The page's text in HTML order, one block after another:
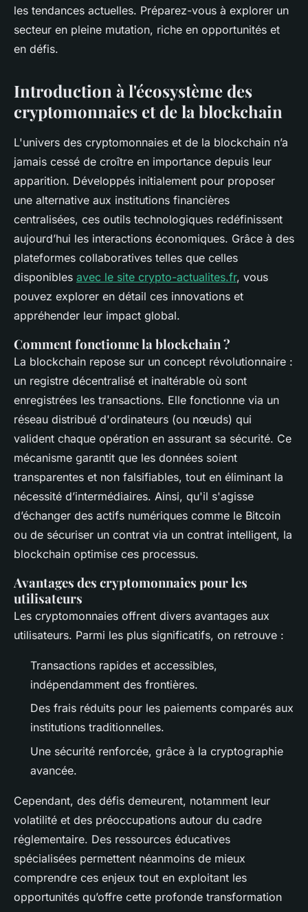
les tendances actuelles. Préparez-vous à explorer un
secteur en pleine mutation, riche en opportunités et
en défis.
Introduction à l'écosystème des
cryptomonnaies et de la blockchain
L'univers des cryptomonnaies et de la blockchain n’a
jamais cessé de croître en importance depuis leur
apparition. Développés initialement pour proposer
une alternative aux institutions financières
centralisées, ces outils technologiques redéfinissent
aujourd’hui les interactions économiques. Grâce à des
plateformes collaboratives telles que celles
disponibles avec le site crypto-actualites.fr, vous
pouvez explorer en détail ces innovations et
appréhender leur impact global.
Comment fonctionne la blockchain ?
La blockchain repose sur un concept révolutionnaire :
un registre décentralisé et inaltérable où sont
enregistrées les transactions. Elle fonctionne via un
réseau distribué d'ordinateurs (ou nœuds) qui
valident chaque opération en assurant sa sécurité. Ce
mécanisme garantit que les données soient
transparentes et non falsifiables, tout en éliminant la
nécessité d’intermédiaires. Ainsi, qu'il s'agisse
d’échanger des actifs numériques comme le Bitcoin
ou de sécuriser un contrat via un contrat intelligent, la
blockchain optimise ces processus.
Avantages des cryptomonnaies pour les
utilisateurs
Les cryptomonnaies offrent divers avantages aux
utilisateurs. Parmi les plus significatifs, on retrouve :
Transactions rapides et accessibles,
indépendamment des frontières.
Des frais réduits pour les paiements comparés aux
institutions traditionnelles.
Une sécurité renforcée, grâce à la cryptographie
avancée.
Cependant, des défis demeurent, notamment leur
volatilité et des préoccupations autour du cadre
réglementaire. Des ressources éducatives
spécialisées permettent néanmoins de mieux
comprendre ces enjeux tout en exploitant les
opportunités qu’offre cette profonde transformation